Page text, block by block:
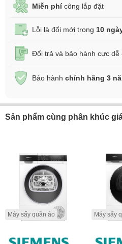
Miễn phícông lắp đặt
Lỗi là đổi mới trong 10
Đổi trả và bảo hành cực dễ
Bảo hành chính hãng 3
Sản phẩm cùng phân khúc
Máy sấy quần áo Máy sấy